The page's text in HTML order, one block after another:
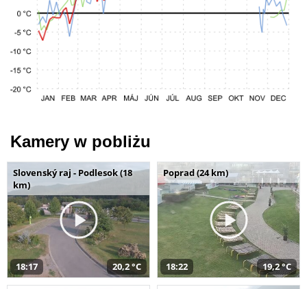
Kamery w pobliżu
Slovenský raj - Podlesok (18
km)
18:17 20,2 °C
Poprad (24 km)
18:22 19,2 °C